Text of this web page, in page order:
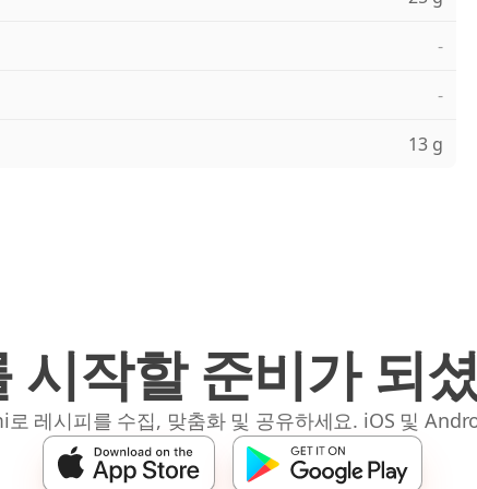
-
-
13 g
시작할 준비가 되
레시피를 수집, 맞춤화 및 공유하세요. iOS 및